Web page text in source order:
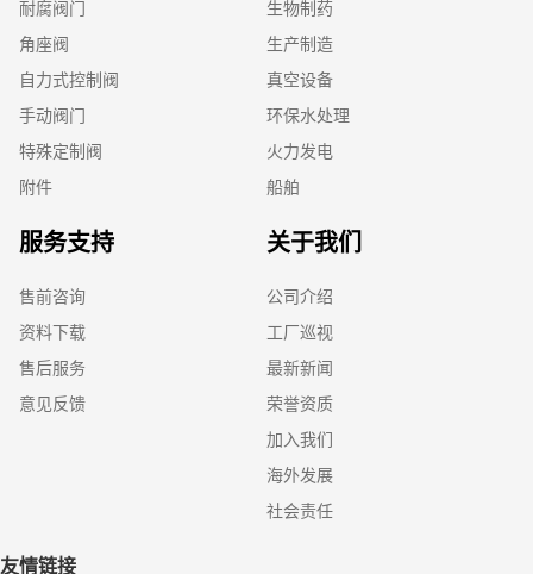
耐腐阀门
角座阀
自力式控制阀
手动阀门
特殊定制阀
附件
生物制药
生产制造
真空设备
环保水处理
火力发电
船舶
服务支持
售前咨询
资料下载
售后服务
意见反馈
关于我们
公司介绍
工厂巡视
最新新闻
荣誉资质
加入我们
海外发展
社会责任
友情链接